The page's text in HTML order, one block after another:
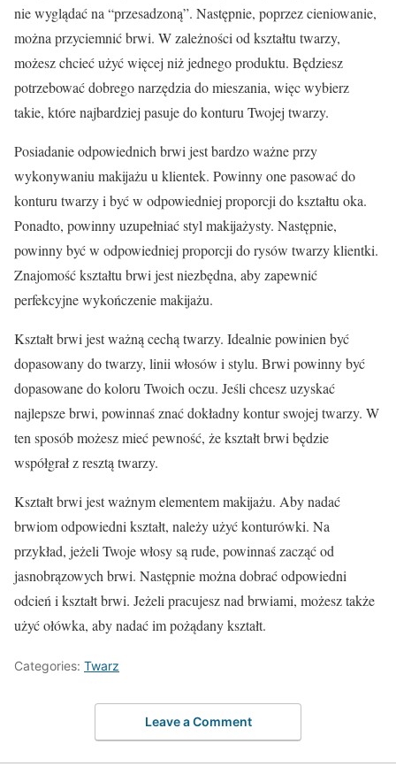
nie wyglądać na “przesadzoną”. Następnie, poprzez cieniowanie,
można przyciemnić brwi. W zależności od kształtu twarzy,
możesz chcieć użyć więcej niż jednego produktu. Będziesz
potrzebować dobrego narzędzia do mieszania, więc wybierz
takie, które najbardziej pasuje do konturu Twojej twarzy.
Posiadanie odpowiednich brwi jest bardzo ważne przy
wykonywaniu makijażu u klientek. Powinny one pasować do
konturu twarzy i być w odpowiedniej proporcji do kształtu oka.
Ponadto, powinny uzupełniać styl makijażysty. Następnie,
powinny być w odpowiedniej proporcji do rysów twarzy klientki.
Znajomość kształtu brwi jest niezbędna, aby zapewnić
perfekcyjne wykończenie makijażu.
Kształt brwi jest ważną cechą twarzy. Idealnie powinien być
dopasowany do twarzy, linii włosów i stylu. Brwi powinny być
dopasowane do koloru Twoich oczu. Jeśli chcesz uzyskać
najlepsze brwi, powinnaś znać dokładny kontur swojej twarzy. W
ten sposób możesz mieć pewność, że kształt brwi będzie
współgrał z resztą twarzy.
Kształt brwi jest ważnym elementem makijażu. Aby nadać
brwiom odpowiedni kształt, należy użyć konturówki. Na
przykład, jeżeli Twoje włosy są rude, powinnaś zacząć od
jasnobrązowych brwi. Następnie można dobrać odpowiedni
odcień i kształt brwi. Jeżeli pracujesz nad brwiami, możesz także
użyć ołówka, aby nadać im pożądany kształt.
Categories: Twarz
Leave a Comment